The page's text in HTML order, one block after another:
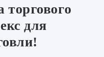
торгового
для